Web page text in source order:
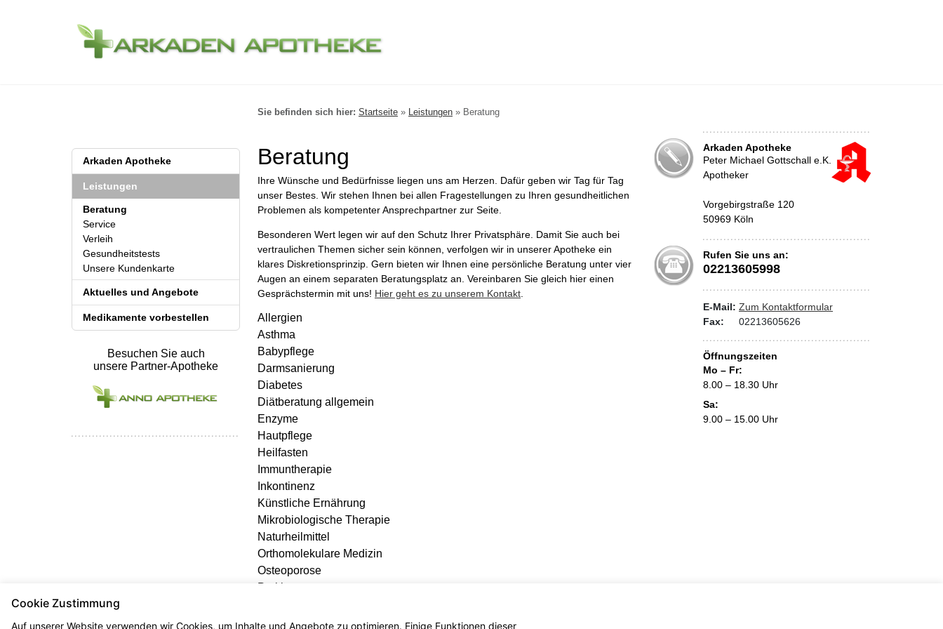
Arkaden Apotheke
Leistungen
Beratung
Service
Verleih
Gesundheitstests
Unsere Kundenkarte
Aktuelles und Angebote
Medikamente vorbestellen
Besuchen Sie auch
unsere Partner-Apotheke
Sie befinden sich hier: Startseite » Leistungen » Beratung
Beratung
Ihre Wünsche und Bedürfnisse liegen uns am Herzen. Dafür geben wir Tag für Tag
unser Bestes. Wir stehen Ihnen bei allen Fragestellungen zu Ihren gesundheitlichen
Problemen als kompetenter Ansprechpartner zur Seite.
Besonderen Wert legen wir auf den Schutz Ihrer Privatsphäre. Damit Sie auch bei
vertraulichen Themen sicher sein können, verfolgen wir in unserer Apotheke ein
klares Diskretionsprinzip. Gern bieten wir Ihnen eine persönliche Beratung unter vier
Augen an einem separaten Beratungsplatz an. Vereinbaren Sie gleich hier einen
Gesprächstermin mit uns! Hier geht es zu unserem Kontakt
Allergien
Asthma
Babypflege
Darmsanierung
Diabetes
Diätberatung allgemein
Enzyme
Hautpflege
Heilfasten
Immuntherapie
Inkontinenz
Künstliche Ernährung
Mikrobiologische Therapie
Naturheilmittel
Orthomolekulare Medizin
Osteoporose
Parkinson
Säure-Basen-Haushalt
Arkaden Apotheke
Peter Michael Gottschall e.K.
Apotheker
Vorgebirgstraße 120
50969 Köln
Rufen Sie uns an:
02213605998
E-Mail: Zum Kontaktformular
Fax:
02213605626
Öffnungszeiten
Mo – Fr:
8.00 – 18.30 Uhr
Sa:
9.00 – 15.00 Uhr
Cookie Zustimmung
Auf unserer Website verwenden wir Cookies, um Inhalte und Angebote zu optimieren. Einige Funktionen dieser